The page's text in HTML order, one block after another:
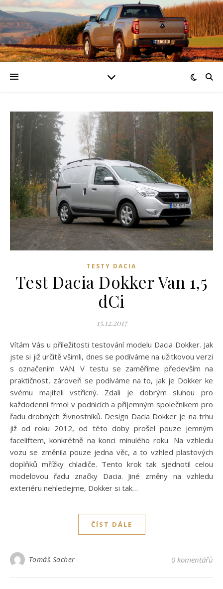
TESTY DACIA
Test Dacia Dokker Van 1,5
dCi
15.12.2017
Vítám Vás u příležitosti testování modelu Dacia Dokker. Jak
jste si již určitě všimli, dnes se podíváme na užitkovou verzi
s označením VAN. V testu se zaměříme především na
praktičnost, zároveň se podíváme na to, jak je Dokker ke
svému majiteli vstřícný. Zdali je dobrým sluhou pro
každodenní frmol v podnicích a příjemným společníkem pro
řadu drobných živnostníků. Design Dacia Dokker je na trhu
již od roku 2012, od této doby prošel pouze jemným
faceliftem, konkrétně na konci minulého roku. Na vzhledu
vozu se změnila pouze jedna věc, a to vzhled plastových
doplňků mřížky chladiče. Tento krok tak sjednotil celou
modelovou řadu značky Dacia. Jiné změny na vzhledu
exteriéru nehledejme, Dokker si tak…
ČÍST DÁLE
Tomáš Sacher 0 komentářů